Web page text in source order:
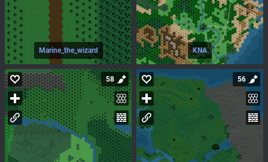
Marine_the_wizard KNA
58 56